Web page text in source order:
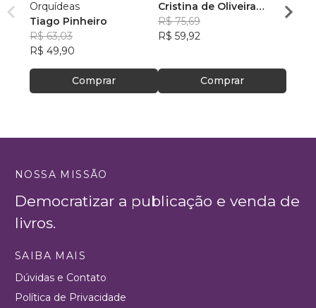
Orquídeas
Tiago Pinheiro
R$ 63,03
R$ 49,90
Comprar
Cristina de Oliveira
Leopoldino Rodrigues
R$ 75,69
R$ 59,92
Comprar
NOSSA MISSÃO
Democratizar a publicação e venda de
livros.
SAIBA MAIS
Dúvidas e Contato
Política de Privacidade